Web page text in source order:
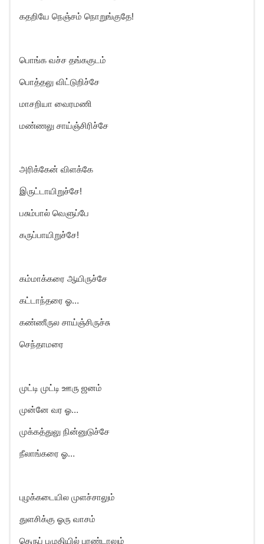
கதறியே நெஞ்சம் நொறுங்குதே!
பொங்க வச்ச தங்ககுடம்
பொத்தலு விட்டுறிச்சே
மாசறியா வைரமணி
மண்ணலு சாய்ஞ்சிரிச்சே
அரிக்கேன் விளக்கே
இருட்டாயிறுச்சே!
பசும்பால் வெளுப்பே
கருப்பாயிறுச்சே!
கம்மாக்கரை ஆயிருச்சே
கட்டாந்தரை ஓ…
கண்ணீருல சாய்ஞ்சிருச்சு
செந்தாமரை
முட்டி முட்டி ஊரு ஜனம்
முன்னே வர ஓ…
முக்கத்துலு நின்னுடுச்சே
நீலாங்கரை ஓ…
புழக்கடையில முளச்சாலும்
துளசிக்கு ஓரு வாசம்
தெருப் புழுதியில் புரண்டாலும்